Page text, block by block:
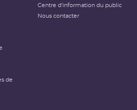
de
Centre d'information du public
Nous contacter